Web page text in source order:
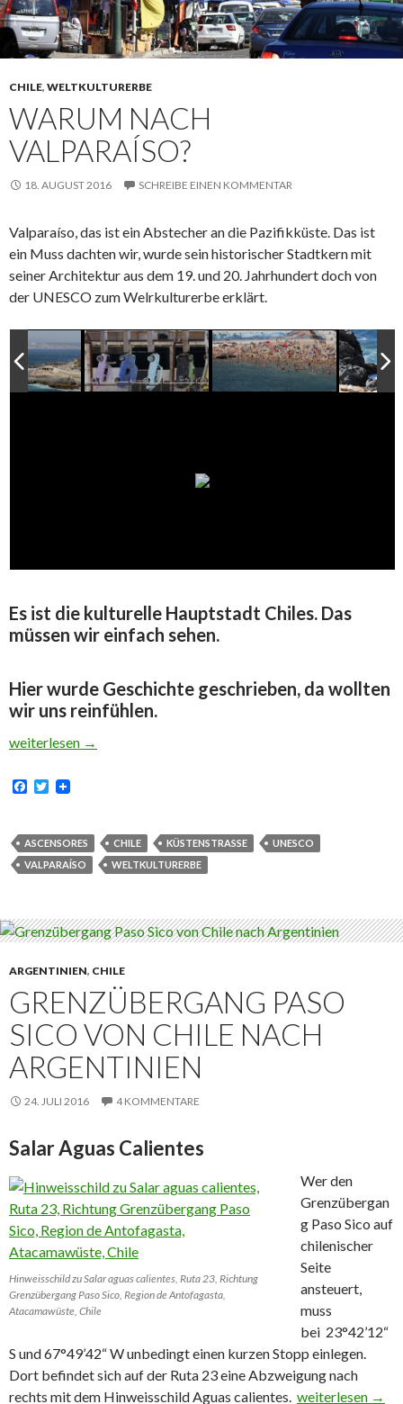
CHILE, WELTKULTURERBE
WARUM NACH
VALPARAÍSO?
18. AUGUST 2016 SCHREIBE EINEN KOMMENTAR
Valparaíso, das ist ein Abstecher an die Pazifikküste. Das ist
ein Muss dachten wir, wurde sein historischer Stadtkern mit
seiner Architektur aus dem 19. und 20. Jahrhundert doch von
der UNESCO zum Welrkulturerbe erklärt.
Es ist die kulturelle Hauptstadt Chiles. Das
müssen wir einfach sehen.
Hier wurde Geschichte geschrieben, da wollten
wir uns reinfühlen.
Warum nach Valparaíso?
weiterlesen →
F
b
o
o
T
t
e
r
ASCENSORES CHILE KÜSTENSTRASSE
UNESCO
VALPARAÍSO
WELTKULTURERBE
ARGENTINIEN, CHILE
GRENZÜBERGANG PASO
SICO VON CHILE NACH
ARGENTINIEN
24. JULI 2016 4 KOMMENTARE
Salar Aguas Calientes
Hinweisschild zu Salar aguas calientes, Ruta 23, Richtung
Grenzübergang Paso Sico, Region de Antofagasta,
Atacamawüste, Chile
Wer den
Grenzübergan
g Paso Sico auf
chilenischer
Seite
ansteuert,
muss
bei 23°42’12“
S und 67°49’42“ W unbedingt einen kurzen Stopp einlegen.
Dort befindet sich auf der Ruta 23 eine Abzweigung nach
rechts mit dem Hinweisschild Aguas calientes. Grenzübergang
weiterlesen →